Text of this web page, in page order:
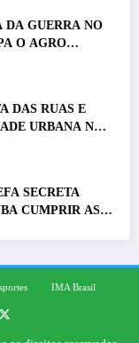
DA GUERRA NO
O AGRO
DAS RUAS E
URBANA NO
SECRETA
AS
IMA Brasil